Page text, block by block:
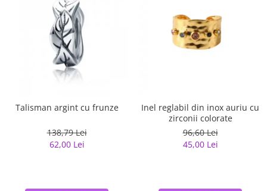
Talisman argint cu frunze
138,79 Lei
62,00 Lei
Inel reglabil din inox auriu cu
zirconii colorate
96,60 Lei
45,00 Lei